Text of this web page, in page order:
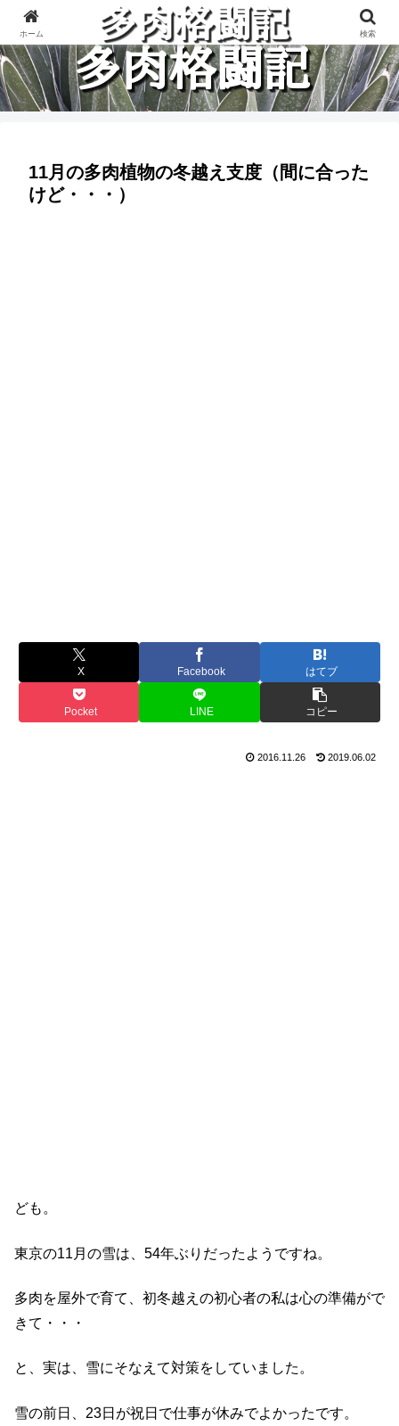
多肉植物と楽しく格闘している記録です。
11月の多肉植物の冬越え支度（間に合った
けど・・・）
X Facebook はてブ
Pocket LINE コピー
2016.11.26 2019.06.02
ども。
東京の11月の雪は、54年ぶりだったようですね。
多肉を屋外で育て、初冬越えの初心者の私は心の準備がで
きて・・・
と、実は、雪にそなえて対策をしていました。
雪の前日、23日が祝日で仕事が休みでよかったです。
ホーム 検索